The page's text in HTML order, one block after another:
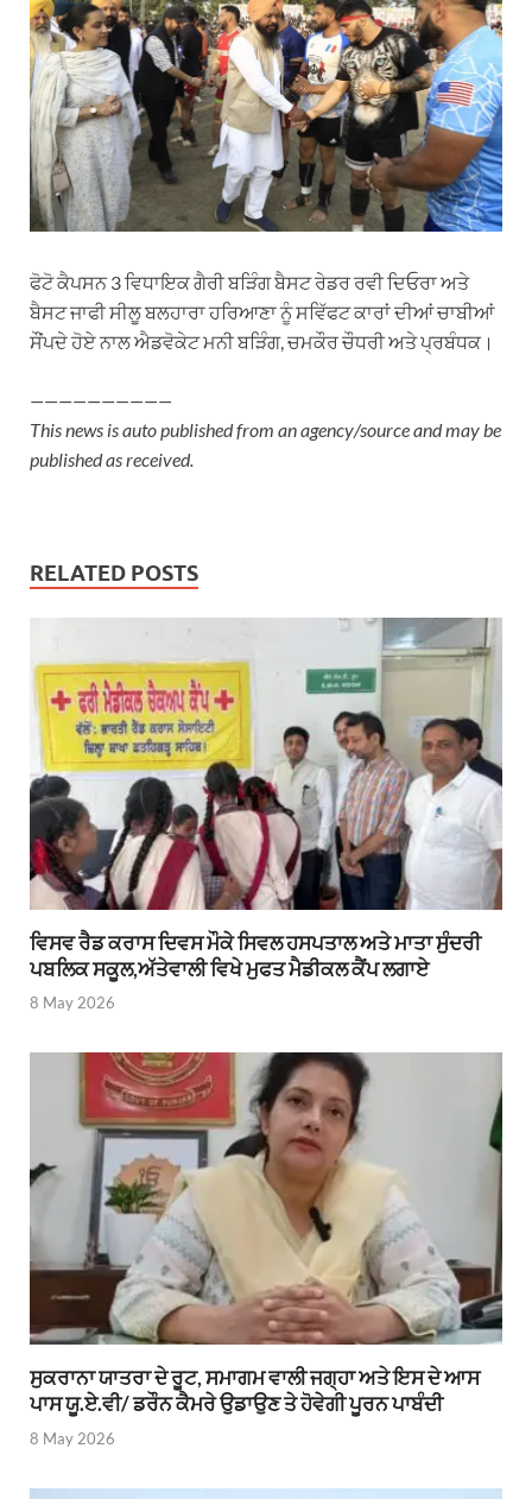
ਫੋਟੋ ਕੈਪਸਨ 3 ਵਿਧਾਇਕ ਗੈਰੀ ਬੜਿੰਗ ਬੈਸਟ ਰੇਡਰ ਰਵੀ ਦਿਓਰਾ ਅਤੇ
ਬੈਸਟ ਜਾਫੀ ਸੀਲੂ ਬਲਹਾਰਾ ਹਰਿਆਣਾ ਨੂੰ ਸਵਿੱਫਟ ਕਾਰਾਂ ਦੀਆਂ ਚਾਬੀਆਂ
ਸੌਂਪਦੇ ਹੋਏ ਨਾਲ ਐਡਵੋਕੇਟ ਮਨੀ ਬੜਿੰਗ, ਚਮਕੌਰ ਚੌਧਰੀ ਅਤੇ ਪ੍ਰਬੰਧਕ।
——————————
This news is auto published from an agency/source and may be
published as received.
RELATED POSTS
ਵਿਸਵ ਰੈਡ ਕਰਾਸ ਦਿਵਸ ਮੌਕੇ ਸਿਵਲ ਹਸਪਤਾਲ ਅਤੇ ਮਾਤਾ ਸੁੰਦਰੀ
ਪਬਲਿਕ ਸਕੂਲ,ਅੱਤੇਵਾਲੀ ਵਿਖੇ ਮੁਫਤ ਮੈਡੀਕਲ ਕੈਂਪ ਲਗਾਏ
8 May 2026
ਸੁਕਰਾਨਾ ਯਾਤਰਾ ਦੇ ਰੂਟ, ਸਮਾਗਮ ਵਾਲੀ ਜਗ੍ਹਾ ਅਤੇ ਇਸ ਦੇ ਆਸ
ਪਾਸ ਯੂ.ਏ.ਵੀ/ ਡਰੌਨ ਕੈਮਰੇ ਉਡਾਉਣ ਤੇ ਹੋਵੇਗੀ ਪੂਰਨ ਪਾਬੰਦੀ
8 May 2026